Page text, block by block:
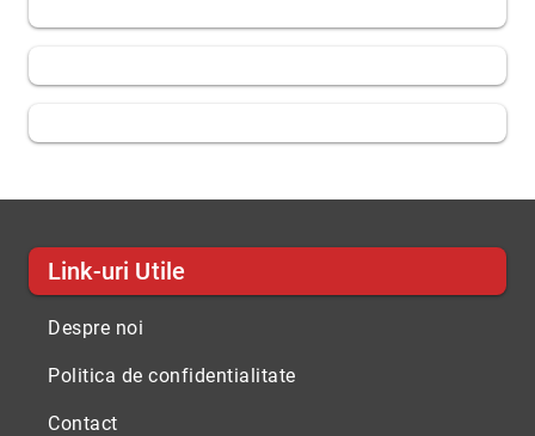
Link-uri Utile
Despre noi
Politica de confidentialitate
Contact